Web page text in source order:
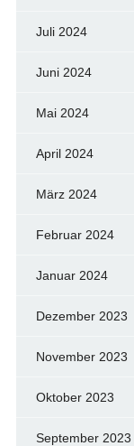
Juli 2024
Juni 2024
Mai 2024
April 2024
März 2024
Februar 2024
Januar 2024
Dezember 2023
November 2023
Oktober 2023
September 2023